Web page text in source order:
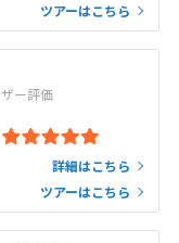
ツアーはこちら
ー評価
詳細はこちら
ツアーはこちら